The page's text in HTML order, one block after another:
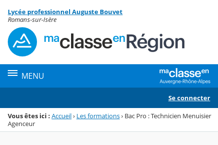
Menu de la rubrique
Contenu
Lycée professionnel Auguste Bouvet
Romans-sur-Isère
MENU
Se connecter
Vous êtes ici : Accueil› Les formations› Bac Pro : Technicien Menuisier
Agenceur